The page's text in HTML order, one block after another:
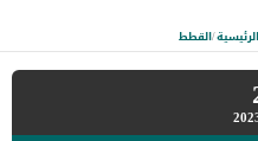
/القطط